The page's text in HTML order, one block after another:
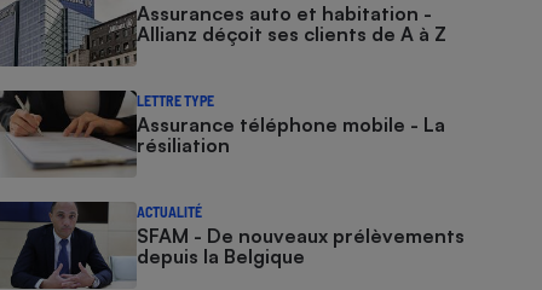
Assurances auto et habitation -
Allianz déçoit ses clients de A à Z
LETTRE TYPE
Assurance téléphone mobile - La
résiliation
ACTUALITÉ
SFAM - De nouveaux prélèvements
depuis la Belgique​​​